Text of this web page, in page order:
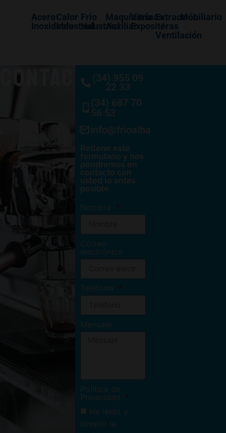
Acero
Inoxidable
Calor
Industrial
Frio
Industrial
Maquinaría
Auxiliar
Vitrinas
Expositoras
Extracción
/
Ventilación
Mobiliario
CONTACTO(34) 955 09
22 33
(34) 687 70
56 53
info@frioalhambra.com
Rellene este
formulario y nos
pondremos en
contacto con
usted lo antes
posible.
Nombre
Correo
electrónico
Teléfono
Mensaje
Política de
Privacidad
He leído y
acepto la